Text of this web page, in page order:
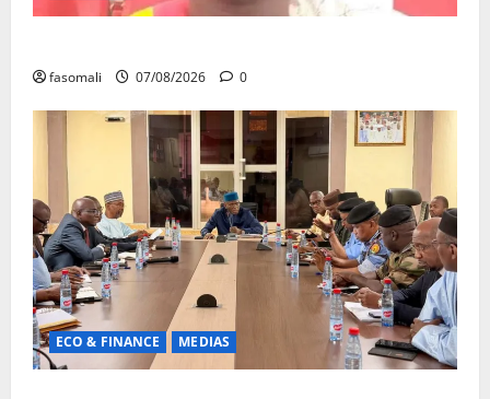
fasomali 07/08/2026 0
ECO & FINANCE MEDIAS